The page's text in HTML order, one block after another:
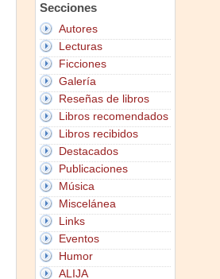
Secciones
Autores
Lecturas
Ficciones
Galería
Reseñas de libros
Libros recomendados
Libros recibidos
Destacados
Publicaciones
Música
Miscelánea
Links
Eventos
Humor
ALIJA